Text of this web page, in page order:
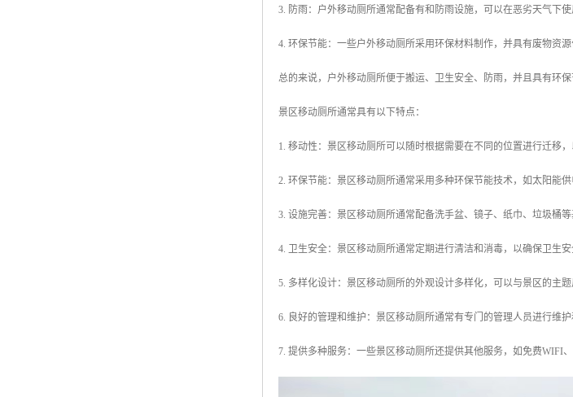
3. 防雨：户外移动厕所通常配备有和防雨设施，可以在恶劣天气下使
4. 环保节能：一些户外移动厕所采用环保材料制作，并具有废物资
总的来说，户外移动厕所便于搬运、卫生安全、防雨，并且具有环
景区移动厕所通常具有以下特点：
1. 移动性：景区移动厕所可以随时根据需要在不同的位置进行迁移
2. 环保节能：景区移动厕所通常采用多种环保节能技术，如太阳能
3. 设施完善：景区移动厕所通常配备洗手盆、镜子、纸巾、垃圾桶
4. 卫生安全：景区移动厕所通常定期进行清洁和消毒，以确保卫生
5. 多样化设计：景区移动厕所的外观设计多样化，可以与景区的主
6. 良好的管理和维护：景区移动厕所通常有专门的管理人员进行维
7. 提供多种服务：一些景区移动厕所还提供其他服务，如免费WIFI